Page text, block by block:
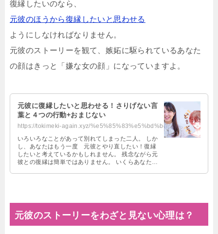
復縁したいのなら、
元彼のほうから復縁したいと思わせる
ようにしなければなりません。
元彼のストーリーを観て、嫉妬に駆られているあなた
の顔はきっと「嫌な女の顔」になっていますよ。
元彼に復縁したいと思わせる！さりげない言
葉と４つの行動+おまじない
https://tokimeki-again.xyz/%e5%85%83%e5%bd%bc%e3%81%ab%e5%be%a9%e7%b8%81%e3%8...
いろいろなことがあって別れてしまった二人。 しか
し、あなたはもう一度 元彼とやり直したい！復縁
したいと考えているかもしれません。 残念ながら元
彼との復縁は簡単ではありません。 いくらあなたが
元彼のストーリーをわざと見ない心理は？